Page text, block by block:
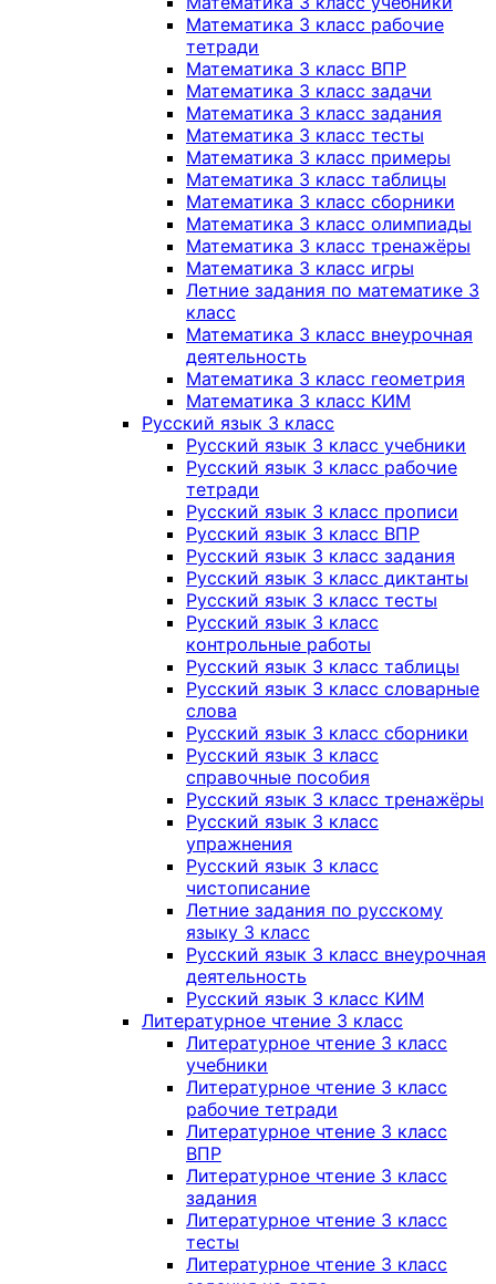
Математика 3 класс рабочие
тетради
Математика 3 класс ВПР
Математика 3 класс задачи
Математика 3 класс задания
Математика 3 класс тесты
Математика 3 класс примеры
Математика 3 класс таблицы
Математика 3 класс сборники
Математика 3 класс олимпиады
Математика 3 класс тренажёры
Математика 3 класс игры
Летние задания по математике 3
класс
Математика 3 класс внеурочная
деятельность
Математика 3 класс геометрия
Математика 3 класс КИМ
Русский язык 3 класс
Русский язык 3 класс учебники
Русский язык 3 класс рабочие
тетради
Русский язык 3 класс прописи
Русский язык 3 класс ВПР
Русский язык 3 класс задания
Русский язык 3 класс диктанты
Русский язык 3 класс тесты
Русский язык 3 класс
контрольные работы
Русский язык 3 класс таблицы
Русский язык 3 класс словарные
слова
Русский язык 3 класс сборники
Русский язык 3 класс
справочные пособия
Русский язык 3 класс тренажёры
Русский язык 3 класс
упражнения
Русский язык 3 класс
чистописание
Летние задания по русскому
языку 3 класс
Русский язык 3 класс внеурочная
деятельность
Русский язык 3 класс КИМ
Литературное чтение 3 класс
Литературное чтение 3 класс
учебники
Литературное чтение 3 класс
рабочие тетради
Литературное чтение 3 класс
ВПР
Литературное чтение 3 класс
задания
Литературное чтение 3 класс
тесты
Литературное чтение 3 класс